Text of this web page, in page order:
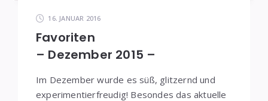
16. JANUAR 2016
Favoriten
– Dezember 2015 –
Im Dezember wurde es süß, glitzernd und
experimentierfreudig! Besondes das aktuelle